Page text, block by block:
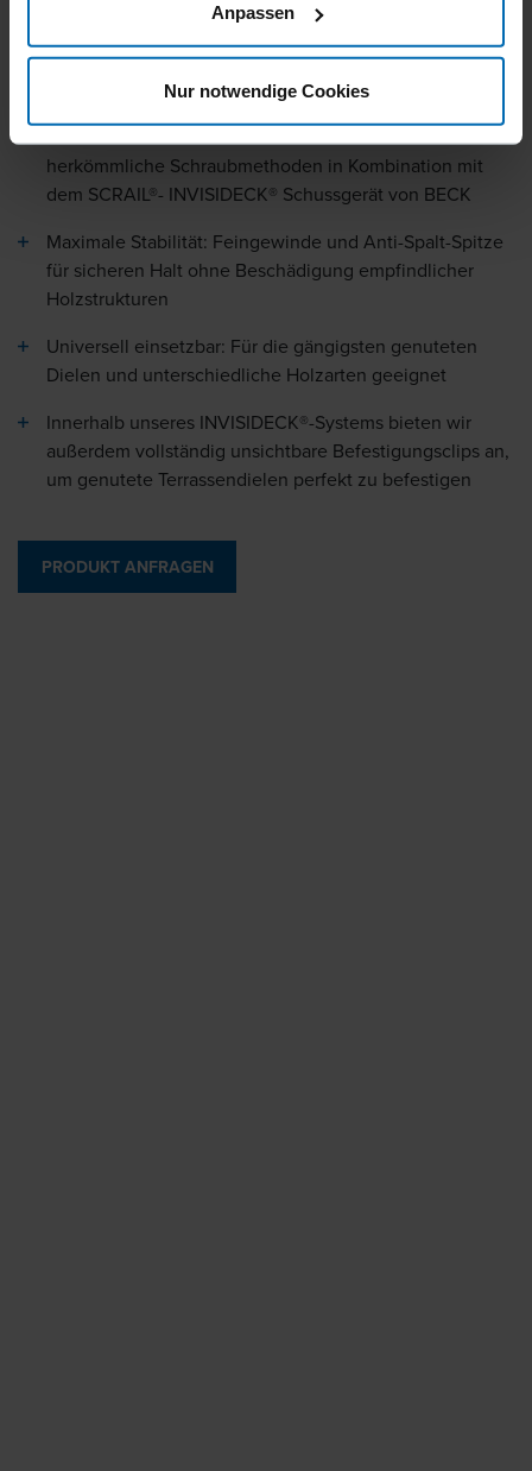
Anpassen
Nur notwendige Cookies
Unvergleichliche Ästhetik von Terrassenoberflächen
ohne störende Befestigungselemente
Schnelle Installation: Bis zu fünfmal schneller als
herkömmliche Schraubmethoden in Kombination mit
dem SCRAIL®- INVISIDECK® Schussgerät von BECK
Maximale Stabilität: Feingewinde und Anti-Spalt-Spitze
für sicheren Halt ohne Beschädigung empfindlicher
Holzstrukturen
Universell einsetzbar: Für die gängigsten genuteten
Dielen und unterschiedliche Holzarten geeignet
Innerhalb unseres INVISIDECK®-Systems bieten wir
außerdem vollständig unsichtbare Befestigungsclips an,
um genutete Terrassendielen perfekt zu befestigen
PRODUKT ANFRAGEN